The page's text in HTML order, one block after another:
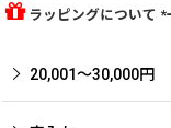
ラッピングについて *
20,001〜30,000円